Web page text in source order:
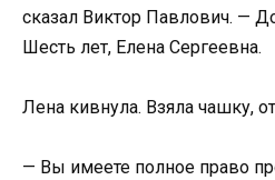
сказал Виктор Павлович. —
Шесть лет, Елена Сергеевна.
Лена кивнула. Взяла чашку,
— Вы имеете полное право